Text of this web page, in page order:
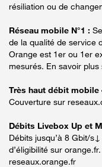
résiliation ou de
Réseau mobile N°1 :
de la qualité de service
Orange est 1er ou 1er
mesurés. En savoir plus
Très haut débit mobile
Couverture sur
Débits Livebox Up et
Débits jusqu’à 8 Gbit/
d’éligibilité sur
reseaux.orange.fr